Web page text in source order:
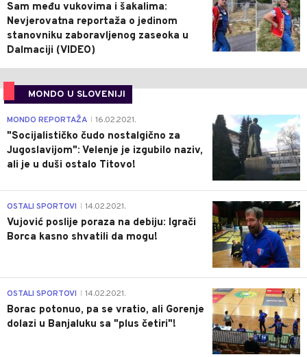
Sam među vukovima i šakalima:
Nevjerovatna reportaža o jedinom
stanovniku zaboravljenog zaseoka u
Dalmaciji (VIDEO)
MONDO U SLOVENIJI
4
MONDO REPORTAŽA 16.02.2021.
"Socijalističko čudo nostalgično za
Jugoslavijom": Velenje je izgubilo naziv,
ali je u duši ostalo Titovo!
1
OSTALI SPORTOVI 14.02.2021.
Vujović poslije poraza na debiju: Igrači
Borca kasno shvatili da mogu!
3
OSTALI SPORTOVI 14.02.2021.
Borac potonuo, pa se vratio, ali Gorenje
dolazi u Banjaluku sa "plus četiri"!